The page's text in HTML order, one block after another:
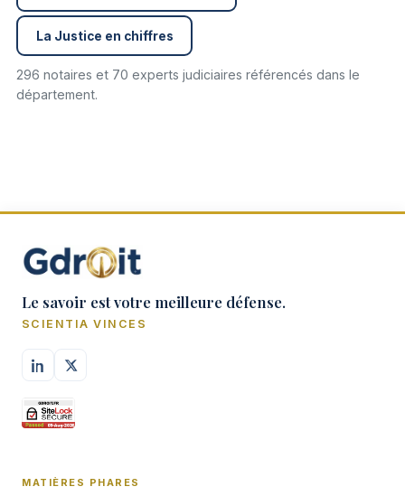
La Justice en chiffres
296 notaires et 70 experts judiciaires référencés dans le
département.
Le savoir est votre meilleure défense.
SCIENTIA VINCES
MATIÈRES PHARES